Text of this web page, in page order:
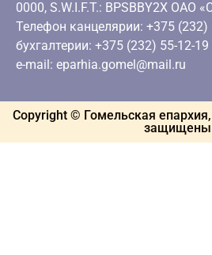
0000, S.W.I.F.T.: BPSBBY2X ОАО
Телефон канцелярии: +375 (232)
бухгалтерии: +375 (232) 55-12-19
e-mail: eparhia.gomel@mail.ru
Copyright © Гомельская
защищены